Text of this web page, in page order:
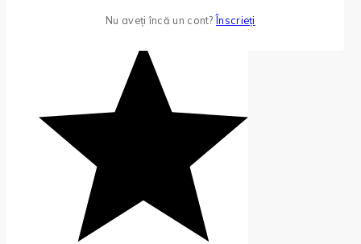
Nu aveți încă un cont?Înscrieți